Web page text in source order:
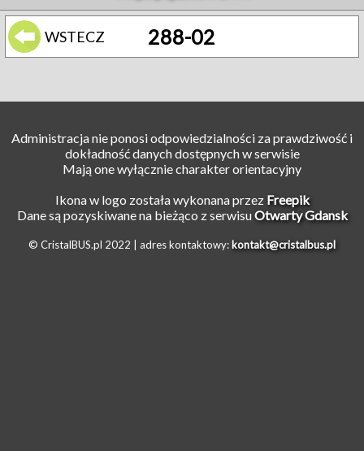
WSTECZ 288-02
Administracja nie ponosi odpowiedzialności za prawdziwość i
dokładność danych dostępnych w serwisie
Mają one wyłącznie charakter orientacyjny
Ikona w logo została wykonana przez Freepik
Dane są pozyskiwane na bieżąco z serwisuOtwarty Gdansk
© CristalBUS.pl 2022 | adres kontaktowy: kontakt@cristalbus.pl